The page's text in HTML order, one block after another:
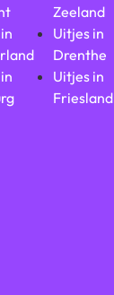
Zeeland
Uitjes in
Drenthe
Uitjes in
Friesland